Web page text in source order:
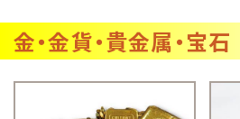
金・金貨・貴金属・宝石